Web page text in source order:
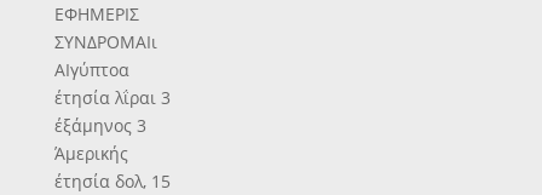
ΕΦΗΜΕΡΙΣ
ΣΥΝΔΡΟΜΑΙι
ΑΙγύπτοα
έτησία λΐραι 3
έξάμηνος 3
Άμερικής
έτησία δολ, 15